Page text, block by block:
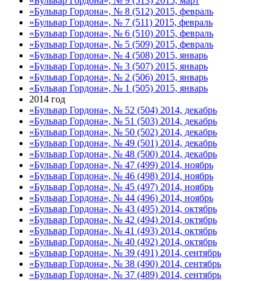
«Бульвар Гордона», № 8 (512) 2015, февраль
«Бульвар Гордона», № 7 (511) 2015, февраль
«Бульвар Гордона», № 6 (510) 2015, февраль
«Бульвар Гордона», № 5 (509) 2015, февраль
«Бульвар Гордона», № 4 (508) 2015, январь
«Бульвар Гордона», № 3 (507) 2015, январь
«Бульвар Гордона», № 2 (506) 2015, январь
«Бульвар Гордона», № 1 (505) 2015, январь
2014 год
«Бульвар Гордона», № 52 (504) 2014, декабрь
«Бульвар Гордона», № 51 (503) 2014, декабрь
«Бульвар Гордона», № 50 (502) 2014, декабрь
«Бульвар Гордона», № 49 (501) 2014, декабрь
«Бульвар Гордона», № 48 (500) 2014, декабрь
«Бульвар Гордона», № 47 (499) 2014, ноябрь
«Бульвар Гордона», № 46 (498) 2014, ноябрь
«Бульвар Гордона», № 45 (497) 2014, ноябрь
«Бульвар Гордона», № 44 (496) 2014, ноябрь
«Бульвар Гордона», № 43 (495) 2014, октябрь
«Бульвар Гордона», № 42 (494) 2014, октябрь
«Бульвар Гордона», № 41 (493) 2014, октябрь
«Бульвар Гордона», № 40 (492) 2014, октябрь
«Бульвар Гордона», № 39 (491) 2014, сентябрь
«Бульвар Гордона», № 38 (490) 2014, сентябрь
«Бульвар Гордона», № 37 (489) 2014, сентябрь